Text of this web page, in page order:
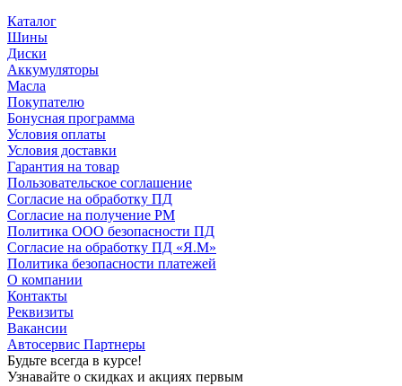
Каталог
Шины
Диски
Аккумуляторы
Масла
Покупателю
Бонусная программа
Условия оплаты
Условия доставки
Гарантия на товар
Пользовательское соглашение
Согласие на обработку ПД
Согласие на получение РМ
Политика ООО безопасности ПД
Согласие на обработку ПД «Я.М»
Политика безопасности платежей
О компании
Контакты
Реквизиты
Вакансии
Автосервис Партнеры
Будьте всегда в курсе!
Узнавайте о скидках и акциях первым